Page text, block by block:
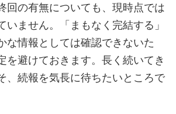
回の有無についても、現時点では
いません。「まもなく完結する」
な情報としては確認できないた
を避けておきます。長く続いてき
、続報を気長に待ちたいところで